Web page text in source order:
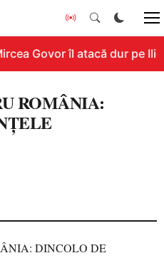
Govor îl atacă dur pe
ROMÂNIA: